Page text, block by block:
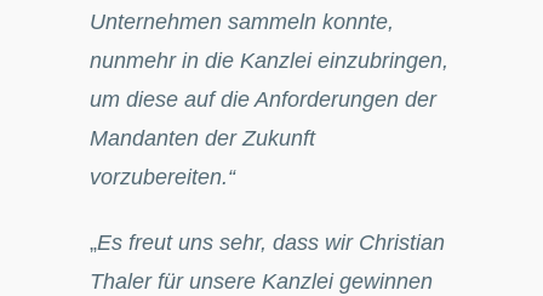
Unternehmen sammeln konnte,
nunmehr in die Kanzlei einzubringen,
um diese auf die Anforderungen der
Mandanten der Zukunft
vorzubereiten.“
„Es freut uns sehr, dass wir Christian
Thaler für unsere Kanzlei gewinnen